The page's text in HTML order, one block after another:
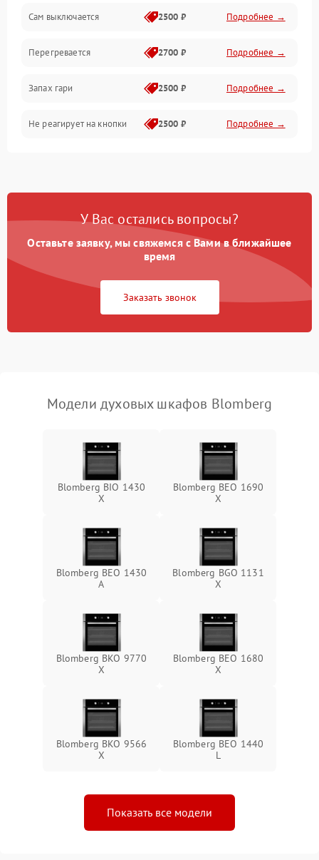
Сам выключается 2500 ₽ Подробнее →
Перегревается 2700 ₽ Подробнее →
Запах гари 2500 ₽ Подробнее →
Не реагирует на кнопки 2500 ₽ Подробнее →
У Вас остались вопросы?
Оставьте заявку, мы свяжемся с Вами в ближайшее
время
Заказать звонок
Модели духовых шкафов Blomberg
Blomberg BIO 1430
X
Blomberg BEO 1690
X
Blomberg BEO 1430
A
Blomberg BGO 1131
X
Blomberg BKO 9770
X
Blomberg BEO 1680
X
Blomberg BKO 9566
X
Blomberg BEO 1440
L
Показать все модели